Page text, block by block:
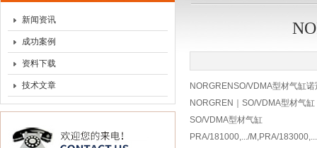
新闻资讯
成功案例
资料下载
技术文章
NORGRENSO/VDMA型材气缸
NORGREN｜SO/VDMA型材气
SO/VDMA型材气缸
PRA/181000,.../M,PRA/